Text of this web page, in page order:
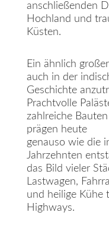
anschließenden
Hochland und
Küsten.
Ein ähnlich
auch in der
Geschichte
Prachtvolle
zahlreiche
prägen heute
genauso wie die
Jahrzehnten
das Bild vieler
Lastwagen,
und heilige Kühe
Highways.